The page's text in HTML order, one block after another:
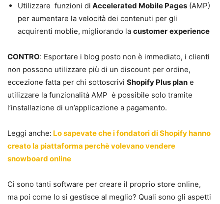
Utilizzare funzioni di Accelerated Mobile Pages (AMP)
per aumentare la velocità dei contenuti per gli
acquirenti moblie, migliorando la customer experience
CONTRO: Esportare i blog posto non è immediato, i clienti
non possono utilizzare più di un discount per ordine,
eccezione fatta per chi sottoscrivi Shopify Plus plan e
utilizzare la funzionalità AMP è possibile solo tramite
l’installazione di un’applicazione a pagamento.
Leggi anche: Lo sapevate che i fondatori di Shopify hanno
creato la piattaforma perchè volevano vendere
snowboard online
Ci sono tanti software per creare il proprio store online,
ma poi come lo si gestisce al meglio? Quali sono gli aspetti